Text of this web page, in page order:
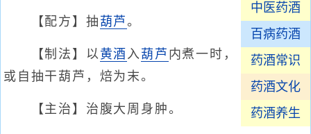
中医药酒
百病药酒
药酒常识
药酒文化
药酒养生
【配方】抽 葫芦。
【制法】以 黄酒 入葫芦 内煮一时，
或自抽干葫芦，焙为末。
【主治】治腹大周身肿。